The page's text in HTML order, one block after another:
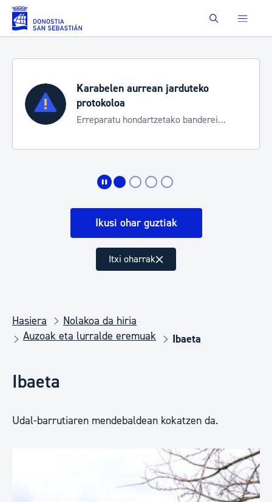
Eduki nagusira joan Buscar
Karabelen aurrean jarduteko
protokoloa
Erreparatu hondartzetako banderei
Ikusi ohar guztiak
Itxi oharrak
Hasiera
Nolakoa da hiria
Auzoak eta lurralde eremuak
Ibaeta
Ibaeta
Udal-barrutiaren mendebaldean kokatzen da.